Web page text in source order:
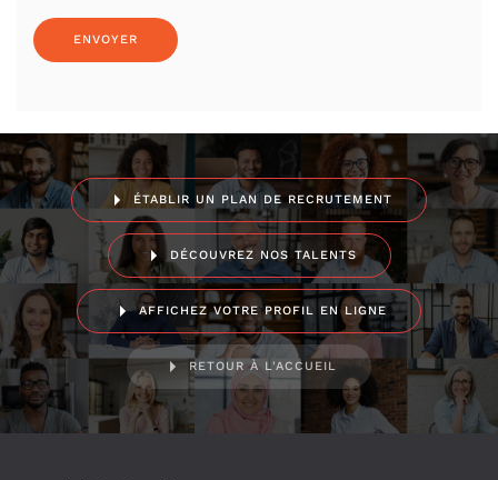
ÉTABLIR UN PLAN DE RECRUTEMENT
DÉCOUVREZ NOS TALENTS
AFFICHEZ VOTRE PROFIL EN LIGNE
RETOUR À L'ACCUEIL